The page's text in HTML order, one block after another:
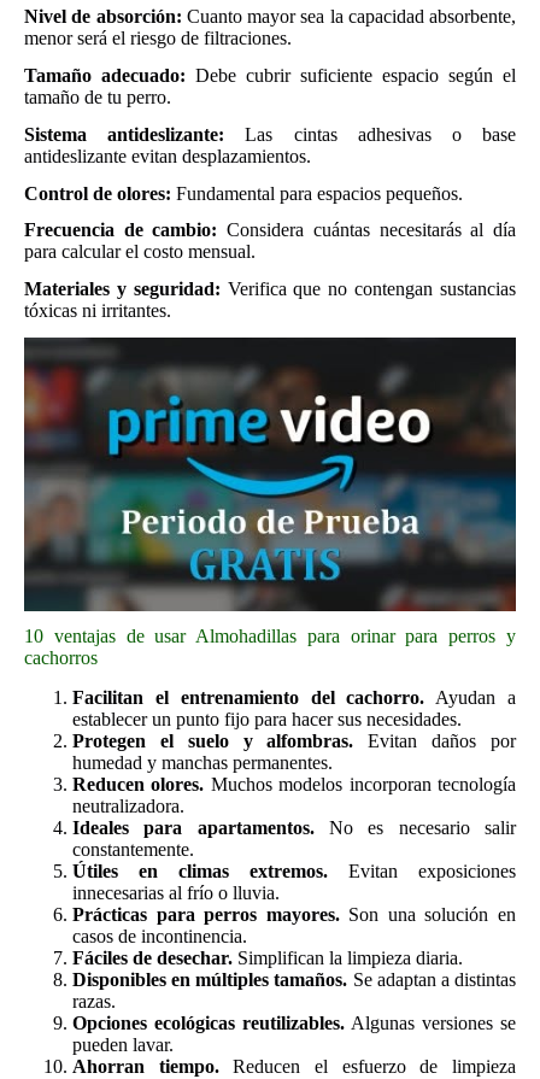
Nivel de absorción: Cuanto mayor sea la capacidad absorbente,
menor será el riesgo de filtraciones.
Tamaño adecuado: Debe cubrir suficiente espacio según el
tamaño de tu perro.
Sistema antideslizante: Las cintas adhesivas o base
antideslizante evitan desplazamientos.
Control de olores: Fundamental para espacios pequeños.
Frecuencia de cambio: Considera cuántas necesitarás al día
para calcular el costo mensual.
Materiales y seguridad: Verifica que no contengan sustancias
tóxicas ni irritantes.
10 ventajas de usar Almohadillas para orinar para perros y
cachorros
Facilitan el entrenamiento del cachorro. Ayudan a
establecer un punto fijo para hacer sus necesidades.
Protegen el suelo y alfombras. Evitan daños por
humedad y manchas permanentes.
Reducen olores. Muchos modelos incorporan tecnología
neutralizadora.
Ideales para apartamentos.No es necesario salir
constantemente.
Útiles en climas extremos. Evitan exposiciones
innecesarias al frío o lluvia.
Prácticas para perros mayores.Son una solución en
casos de incontinencia.
Fáciles de desechar. Simplifican la limpieza diaria.
Disponibles en múltiples tamaños. Se adaptan a distintas
razas.
Opciones ecológicas reutilizables. Algunas versiones se
pueden lavar.
Ahorran tiempo.Reducen el esfuerzo de limpieza